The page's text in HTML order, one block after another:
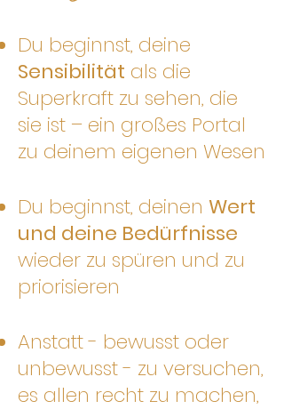
Du beginnst, deine
Sensibilität als die
Superkraft zu sehen, die
sie ist – ein großes Portal
zu deinem eigenen Wesen
Du beginnst, deinen Wert
und deine Bedürfnisse
wieder zu spüren und zu
priorisieren
Anstatt - bewusst oder
unbewusst - zu versuchen,
es allen recht zu machen,